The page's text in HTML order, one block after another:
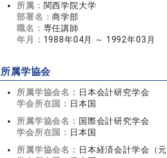
所属： 関西学院大学
部署名：商学部
職名： 専任講師
年月： 1988年04月 ～ 1992年03月
所属学協会
所属学協会名： 日本会計研究学会
学会所在国： 日本国
所属学協会名： 国際会計研究学会
学会所在国： 日本国
所属学協会名： 日本経済会計学会（